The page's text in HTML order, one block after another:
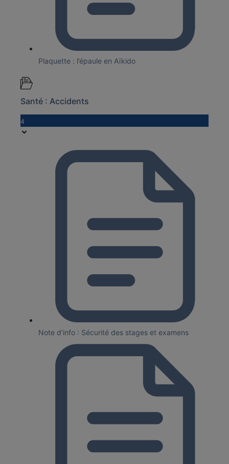
Plaquette : l’épaule en Aïkido
Santé : Accidents
4
Note d’info : Sécurité des stages et examens